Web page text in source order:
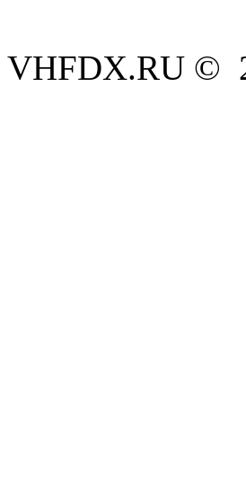
VHFDX.RU ©